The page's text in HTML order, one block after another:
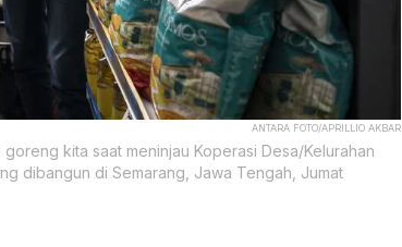
ANTARA FOTO/APRILLIO AKBAR
kita saat meninjau Koperasi Desa/Kelurahan
dibangun di Semarang, Jawa Tengah, Jumat